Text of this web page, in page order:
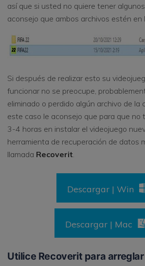
así que si usted no quiere tener
aconsejo que ambos archivos estén en
Si después de realizar esto su
funcionar no se preocupe,
eliminado o perdido algún archivo de la
este caso le aconsejo que para que no
3-4 horas en instalar el videojuego
herramienta de recuperación de datos
llamada Recoverit
Descargar | Win
Descargar | Mac
Utilice Recoverit para